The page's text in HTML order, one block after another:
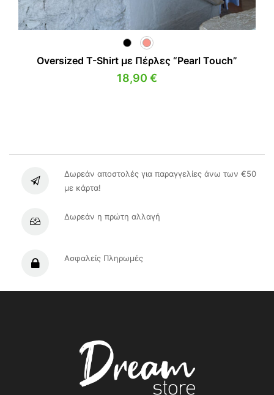
Oversized T-Shirt με Πέρλες “Pearl Touch”
18,90 €
Δωρεάν αποστολές για παραγγελίες άνω των €50
με κάρτα!
Δωρεάν η πρώτη αλλαγή
Ασφαλείς Πληρωμές